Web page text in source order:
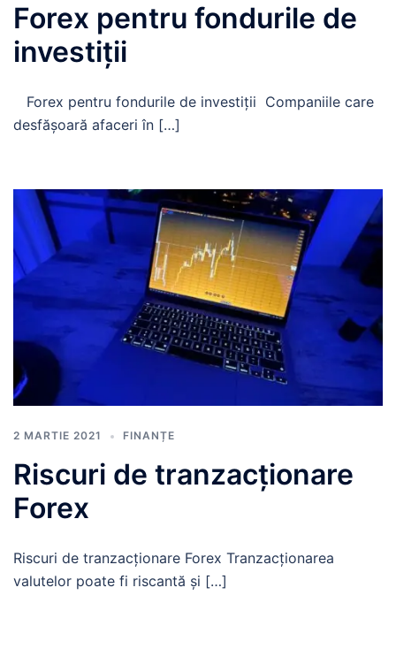
Forex pentru fondurile de
investiții
Forex pentru fondurile de investiții Companiile care
desfășoară afaceri în […]
2 MARTIE 2021 FINANȚE
Riscuri de tranzacționare
Forex
Riscuri de tranzacționare Forex Tranzacționarea
valutelor poate fi riscantă și […]